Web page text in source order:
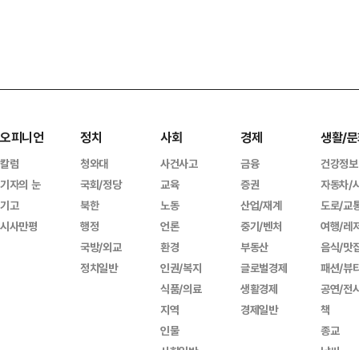
오피니언
칼럼
기자의 눈
기고
시사만평
정치
청와대
국회/정당
북한
행정
국방/외교
정치일반
사회
사건사고
교육
노동
언론
환경
인권/복지
식품/의료
지역
인물
경제
금융
증권
산업/재계
중기/벤처
부동산
글로벌경제
생활경제
경제일반
생활/
건강정보
자동차/
도로/교
여행/레
음식/맛
패션/뷰
공연/전
책
종교